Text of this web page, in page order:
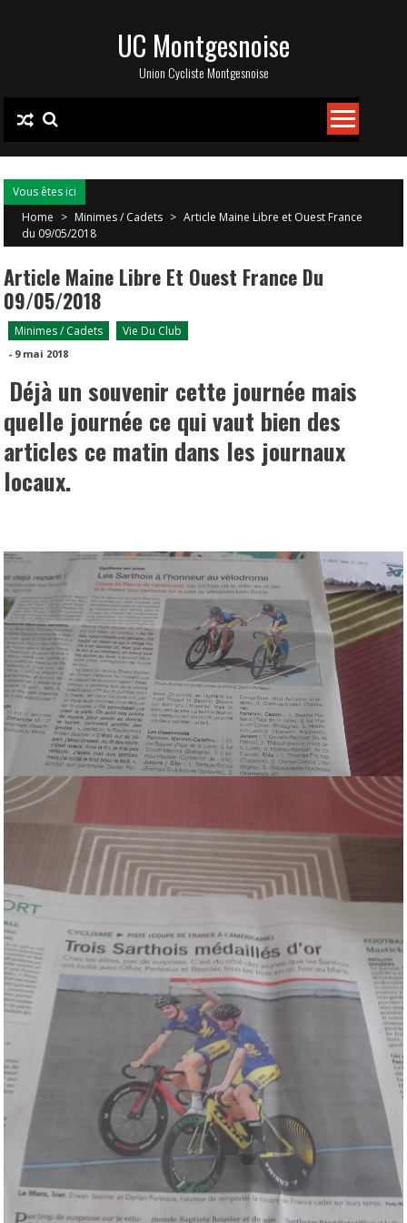
UC Montgesnoise
Union Cycliste Montgesnoise
Vous êtes ici
Home > Minimes / Cadets > Article Maine Libre et Ouest France
du 09/05/2018
Article Maine Libre Et Ouest France Du
09/05/2018
Minimes / Cadets Vie Du Club
- 9 mai 2018
Déjà un souvenir cette journée mais
quelle journée ce qui vaut bien des
articles ce matin dans les journaux
locaux.